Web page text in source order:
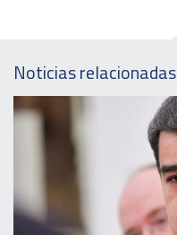
Noticias relacionadas